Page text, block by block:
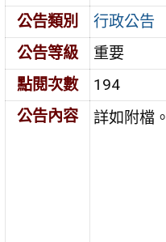
公告類別
行政公告
公告等級
重要
點閱次數
194
公告內容
詳如附檔。